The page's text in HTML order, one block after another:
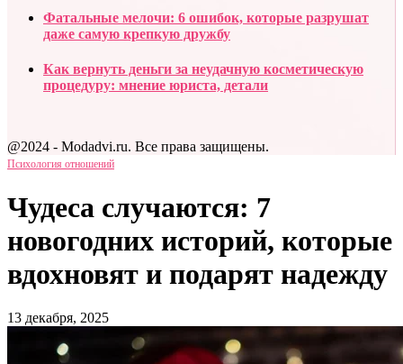
Фатальные мелочи: 6 ошибок, которые разрушат
даже самую крепкую дружбу
Как вернуть деньги за неудачную косметическую
процедуру: мнение юриста, детали
@2024 - Modadvi.ru. Все права защищены.
Психология отношений
Чудеса случаются: 7
новогодних историй, которые
вдохновят и подарят надежду
13 декабря, 2025